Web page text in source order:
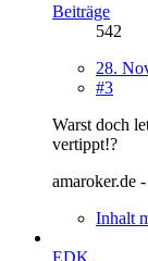
Beiträge
542
28.
#3
Warst doch
vertippt!?
amaroker.de
Inhalt
EDK